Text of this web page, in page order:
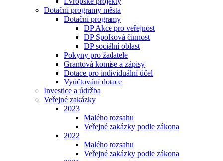
Dotační programy města
Dotační programy
DP Akce pro veřejnost
DP Spolková činnost
DP sociální oblast
Pokyny pro žadatele
Grantová komise a zápisy
Dotace pro individuální účel
Vyúčtování dotace
Investice a údržba
Veřejné zakázky
2023
Malého rozsahu
Veřejné zakázky podle zákona
2022
Malého rozsahu
Veřejné zakázky podle zákona